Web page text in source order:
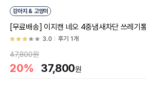
강아지 & 고양이
[무료배송] 이지캔 네오 4중냄새차단 쓰레기
3.0 후기 1개
47,800원
20% 37,800원